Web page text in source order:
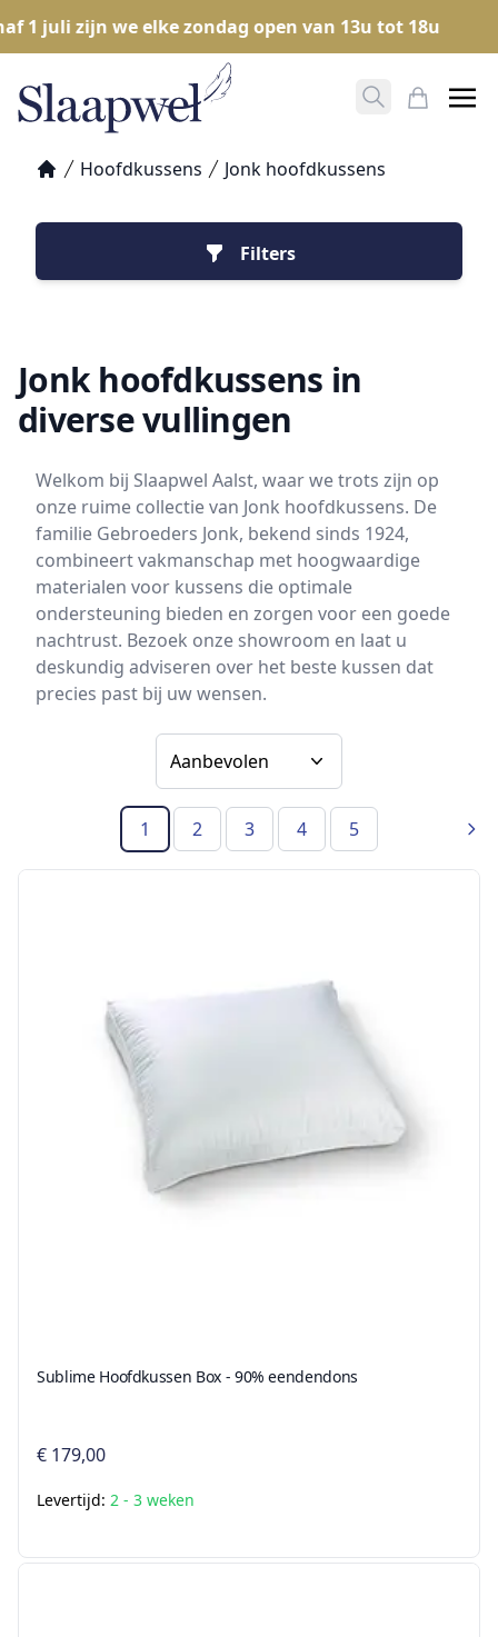
juli zijn we elke zondag open van 13u tot 18u
ZoekenMijn
Hoofdkussens Jonk hoofdkussens
Filters
Jonk hoofdkussens in
diverse vullingen
Welkom bij Slaapwel Aalst, waar we trots zijn op
onze ruime collectie van Jonk hoofdkussens. De
familie Gebroeders Jonk, bekend sinds 1924,
combineert vakmanschap met hoogwaardige
materialen voor kussens die optimale
ondersteuning bieden en zorgen voor een goede
nachtrust. Bezoek onze showroom en laat u
deskundig adviseren over het beste kussen dat
precies past bij uw wensen.
Sorteer op
1(Huidige pagina)
2 3 4 5
Sublime Hoofdkussen Box - 90% eendendons
€ 179,00
Levertijd: 2 - 3 weken